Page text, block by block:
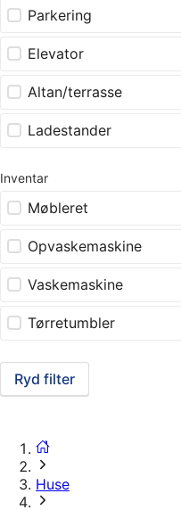
Parkering
Elevator
Altan/terrasse
Ladestander
Inventar
Møbleret
Opvaskemaskine
Vaskemaskine
Tørretumbler
Ryd filter
Huse